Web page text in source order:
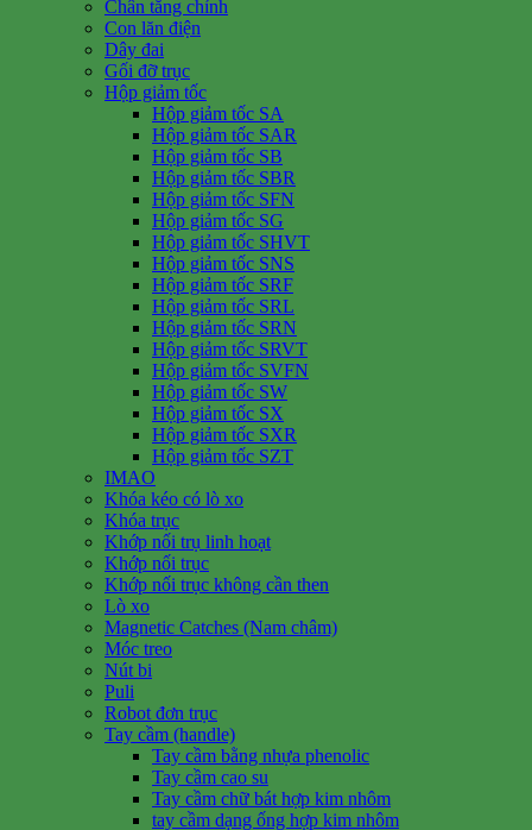
Chân tăng chỉnh
Con lăn điện
Dây đai
Gối đỡ trục
Hộp giảm tốc
Hộp giảm tốc SA
Hộp giảm tốc SAR
Hộp giảm tốc SB
Hộp giảm tốc SBR
Hộp giảm tốc SFN
Hộp giảm tốc SG
Hộp giảm tốc SHVT
Hộp giảm tốc SNS
Hộp giảm tốc SRF
Hộp giảm tốc SRL
Hộp giảm tốc SRN
Hộp giảm tốc SRVT
Hộp giảm tốc SVFN
Hộp giảm tốc SW
Hộp giảm tốc SX
Hộp giảm tốc SXR
Hộp giảm tốc SZT
IMAO
Khóa kéo có lò xo
Khóa trục
Khớp nối trụ linh hoạt
Khớp nối trục
Khớp nối trục không cần then
Lò xo
Magnetic Catches (Nam châm)
Móc treo
Nút bi
Puli
Robot đơn trục
Tay cầm (handle)
Tay cầm bằng nhựa phenolic
Tay cầm cao su
Tay cầm chữ bát hợp kim nhôm
tay cầm dạng ống hợp kim nhôm